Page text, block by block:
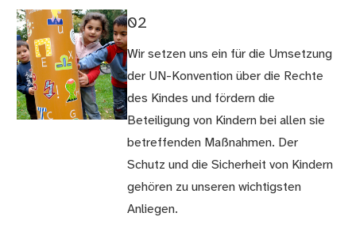
02
Wir setzen uns ein für die Umsetzung
der UN-Konvention über die Rechte
des Kindes und fördern die
Beteiligung von Kindern bei allen sie
betreffenden Maßnahmen. Der
Schutz und die Sicherheit von Kindern
gehören zu unseren wichtigsten
Anliegen.